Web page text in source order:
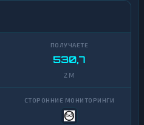
530,7
2 M